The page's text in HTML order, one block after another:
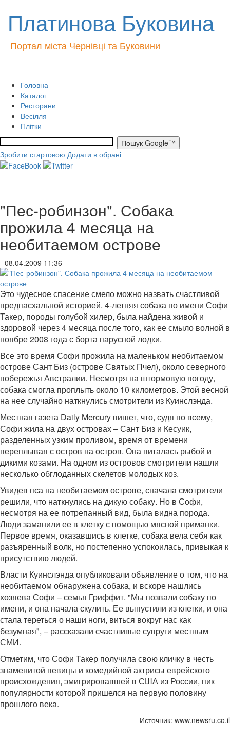
Платинова Буковина
Портал міста Чернівці та Буковини
Головна
Каталог
Ресторани
Весілля
Плітки
Зробити стартовою Додати в обрані
"Пес-робинзон". Собака
прожила 4 месяца на
необитаемом острове
- 08.04.2009 11:36
Это чудесное спасение смело можно назвать счастливой
предпасхальной историей. 4-летняя собака по имени Софи
Такер, породы голубой хилер, была найдена живой и
здоровой через 4 месяца после того, как ее смыло волной в
ноябре 2008 года с борта парусной лодки.
Все это время Софи прожила на маленьком необитаемом
острове Сант Биз (острове Святых Пчел), около северного
побережья Австралии. Несмотря на штормовую погоду,
собака смогла проплыть около 10 километров. Этой весной
на нее случайно наткнулись смотрители из Куинслэнда.
Местная газета Daily Mercury пишет, что, судя по всему,
Софи жила на двух островах – Сант Биз и Кесуик,
разделенных узким проливом, время от времени
переплывая с остров на остров. Она питалась рыбой и
дикими козами. На одном из островов смотрители нашли
несколько обглоданных скелетов молодых коз.
Увидев пса на необитаемом острове, сначала смотрители
решили, что наткнулись на дикую собаку. Но в Софи,
несмотря на ее потрепанный вид, была видна порода.
Люди заманили ее в клетку с помощью мясной приманки.
Первое время, оказавшись в клетке, собака вела себя как
разъяренный волк, но постепенно успокоилась, привыкая к
присутствию людей.
Власти Куинслэнда опубликовали объявление о том, что на
необитаемом обнаружена собака, и вскоре нашлись
хозяева Софи – семья Гриффит. "Мы позвали собаку по
имени, и она начала скулить. Ее выпустили из клетки, и она
стала тереться о наши ноги, виться вокруг нас как
безумная", – рассказали счастливые супруги местным
СМИ.
Отметим, что Софи Такер получила свою кличку в честь
знаменитой певицы и комедийной актрисы еврейского
происхождения, эмигрировавшей в США из России, пик
популярности которой пришелся на первую половину
прошлого века.
Источник: www.newsru.co.il